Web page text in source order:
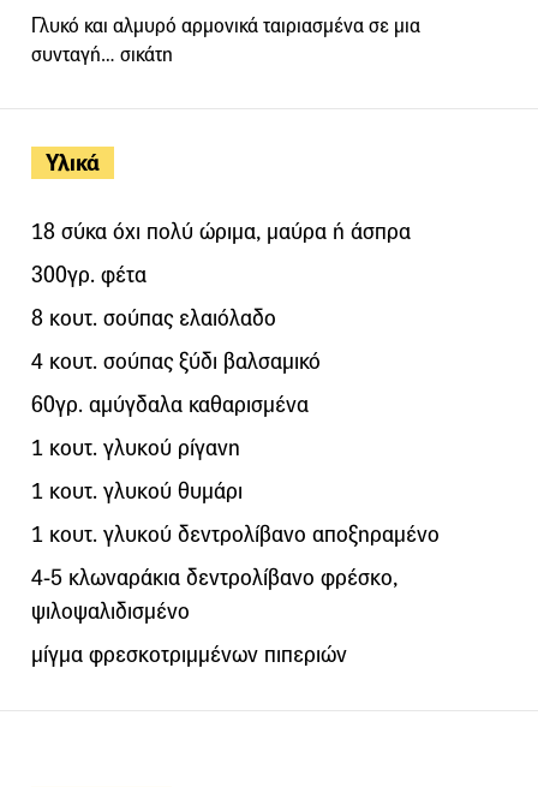
Υλικά
18 σύκα όχι πολύ ώριμα, μαύρα ή άσπρα
300γρ. φέτα
8 κουτ. σούπας ελαιόλαδο
4 κουτ. σούπας ξύδι βαλσαμικό
60γρ. αμύγδαλα καθαρισμένα
1 κουτ. γλυκού ρίγανη
1 κουτ. γλυκού θυμάρι
1 κουτ. γλυκού δεντρολίβανο αποξηραμένο
4-5 κλωναράκια δεντρολίβανο φρέσκο,
ψιλοψαλιδισμένο
μίγμα φρεσκοτριμμένων πιπεριών
Γλυκό και αλμυρό αρμονικά ταιριασμένα σε μια
συνταγή… σικάτη